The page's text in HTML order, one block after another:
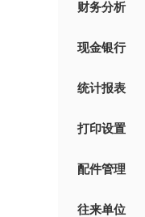
财务分析
现金银行
统计报表
打印设置
配件管理
往来单位